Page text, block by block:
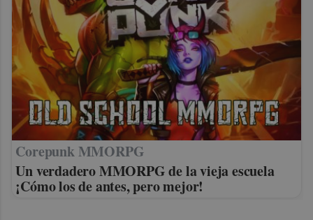
Corepunk MMORPG
Un verdadero MMORPG de la vieja escuela
¡Cómo los de antes, pero mejor!